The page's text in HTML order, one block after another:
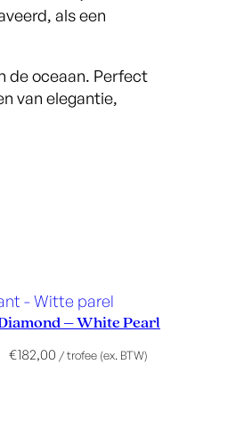
als een
de oceaan. Perfect
van elegantie,
– White Pearl
€182,00 / trofee (ex. BTW)